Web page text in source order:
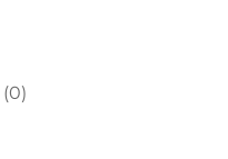
(0)